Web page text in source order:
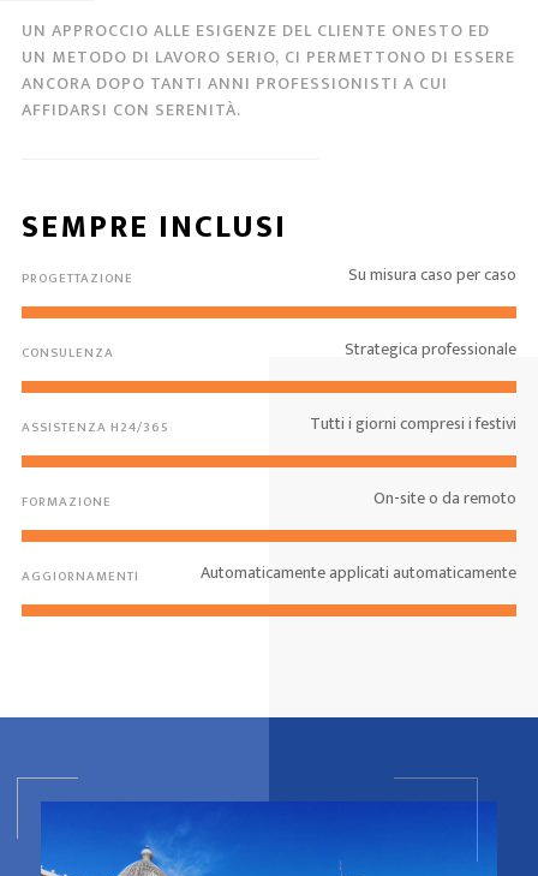
UN APPROCCIO ALLE ESIGENZE DEL CLIENTE ONESTO ED
UN METODO DI LAVORO SERIO, CI PERMETTONO DI ESSERE
ANCORA DOPO TANTI ANNI PROFESSIONISTI A CUI
AFFIDARSI CON SERENITÀ.
SEMPRE INCLUSI
PROGETTAZIONE Su misura caso per caso
CONSULENZA Strategica professionale
ASSISTENZA H24/365 Tutti i giorni compresi i festivi
FORMAZIONE On-site o da remoto
AGGIORNAMENTI Automaticamente applicati automaticamente